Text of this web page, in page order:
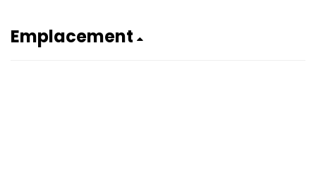
Emplacement